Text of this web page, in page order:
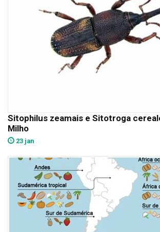
Sitophilus zeamais e Sitotroga
Milho
23 jan